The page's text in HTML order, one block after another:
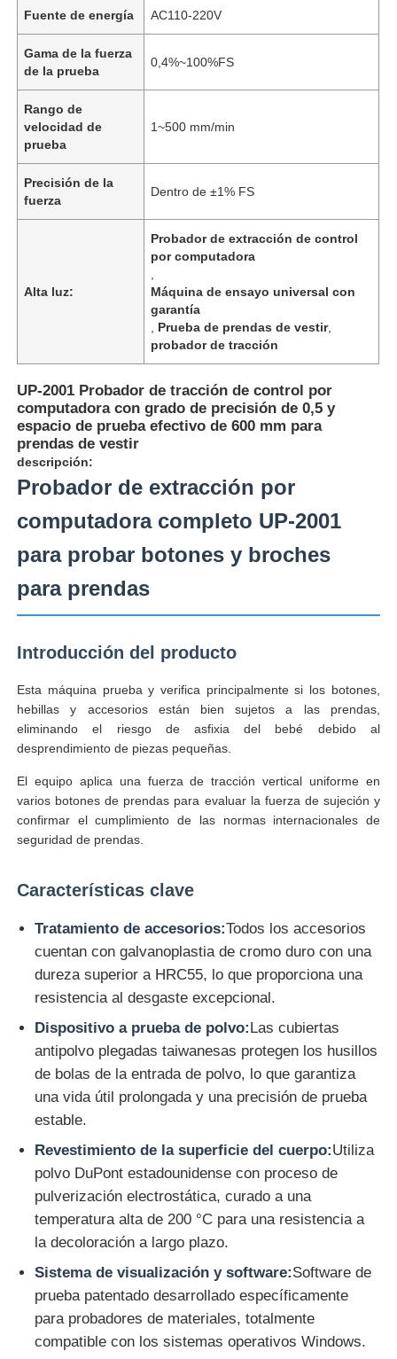
Inicio
Sobre nosotros
Visita a la fábrica
Contacto
Solicitar una cotización
Equipo de la prueba de laboratorio
Cámara de pruebas ambientales
Máquina de prueba universal
Máquina de prueba de impacto
Máquina de prueba de la abrasión
equipo de prueba de goma
Equipos de prueba de calzado
Equipo de ensayo de materiales de construcción
Equipo de ensayo de envases
Equipo de ensayo de adhesivos
Fuente de energía AC110-220V
Gama de la fuerza
de la prueba
0,4%~100%FS
Rango de
velocidad de
prueba
1~500 mm/min
Precisión de la
fuerza
Dentro de ±1% FS
Alta luz:
Probador de extracción de control
por computadora
Máquina de ensayo universal con
garantía
Prueba de prendas de vestir,
probador de tracción
UP-2001 Probador de tracción de control por
computadora con grado de precisión de 0,5 y
espacio de prueba efectivo de 600 mm para
prendas de vestir
descripción:
Probador de extracción por
computadora completo UP-2001
para probar botones y broches
para prendas
Introducción del producto
Esta máquina prueba y verifica principalmente si los botones,
hebillas y accesorios están bien sujetos a las prendas,
eliminando el riesgo de asfixia del bebé debido al
desprendimiento de piezas pequeñas.
El equipo aplica una fuerza de tracción vertical uniforme en
varios botones de prendas para evaluar la fuerza de sujeción y
confirmar el cumplimiento de las normas internacionales de
seguridad de prendas.
Características clave
Tratamiento de accesorios:Todos los accesorios
cuentan con galvanoplastia de cromo duro con una
dureza superior a HRC55, lo que proporciona una
resistencia al desgaste excepcional.
Dispositivo a prueba de polvo:Las cubiertas
antipolvo plegadas taiwanesas protegen los husillos
de bolas de la entrada de polvo, lo que garantiza
una vida útil prolongada y una precisión de prueba
estable.
Revestimiento de la superficie del cuerpo:Utiliza
polvo DuPont estadounidense con proceso de
pulverización electrostática, curado a una
temperatura alta de 200 °C para una resistencia a
la decoloración a largo plazo.
Sistema de visualización y software:Software de
prueba patentado desarrollado específicamente
para probadores de materiales, totalmente
compatible con los sistemas operativos Windows.